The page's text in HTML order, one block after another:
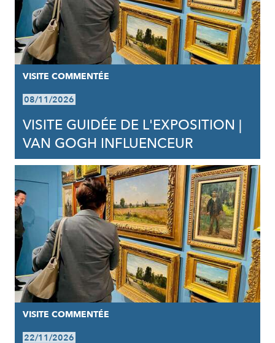
VISITE COMMENTÉE
08/11/2026
VISITE GUIDÉE DE L'EXPOSITION |
VAN GOGH INFLUENCEUR
VISITE COMMENTÉE
22/11/2026